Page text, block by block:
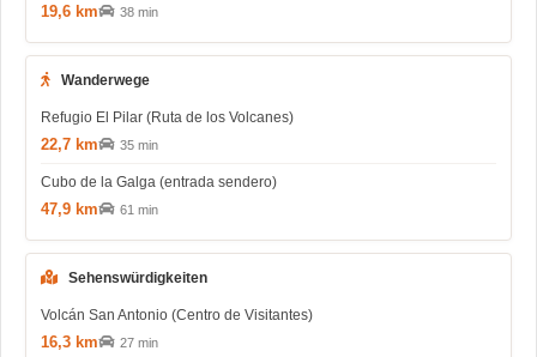
19,6 km 38 min
Wanderwege
Refugio El Pilar (Ruta de los Volcanes)
22,7 km 35 min
Cubo de la Galga (entrada sendero)
47,9 km 61 min
Sehenswürdigkeiten
Volcán San Antonio (Centro de Visitantes)
16,3 km 27 min